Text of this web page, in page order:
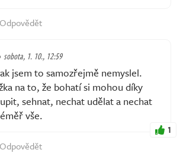
Odpovědět
sobota, 1. 10., 12:59
jsem to samozřejmě nemyslel.
na to, že bohatí si mohou díky
sehnat, nechat udělat a nechat
vše.
1
Odpovědět